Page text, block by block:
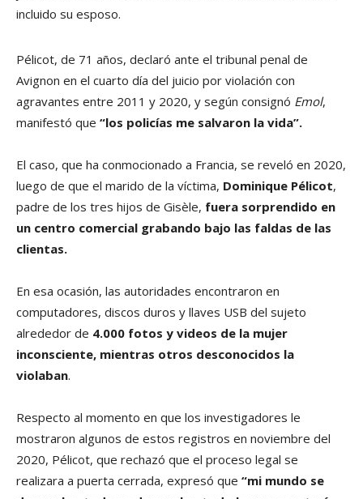
incluido su esposo.
Pélicot, de 71 años, declaró ante el tribunal penal de
Avignon en el cuarto día del juicio por violación con
agravantes entre 2011 y 2020, y según consignó Emol,
manifestó que “los policías me salvaron la vida”.
El caso, que ha conmocionado a Francia, se reveló en 2020,
luego de que el marido de la víctima, Dominique Pélicot,
padre de los tres hijos de Gisèle, fuera sorprendido en
un centro comercial grabando bajo las faldas de las
clientas.
En esa ocasión, las autoridades encontraron en
computadores, discos duros y llaves USB del sujeto
alrededor de 4.000 fotos y videos de la mujer
inconsciente, mientras otros desconocidos la
violaban.
Respecto al momento en que los investigadores le
mostraron algunos de estos registros en noviembre del
2020, Pélicot, que rechazó que el proceso legal se
realizara a puerta cerrada, expresó que “mi mundo se